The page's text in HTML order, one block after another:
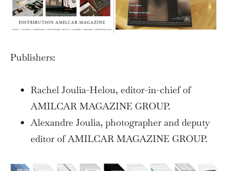
Publishers:
Rachel Joulia-Helou, editor-in-chief of
AMILCAR MAGAZINE GROUP.
Alexandre Joulia, photographer and deputy
editor of AMILCAR MAGAZINE GROUP.